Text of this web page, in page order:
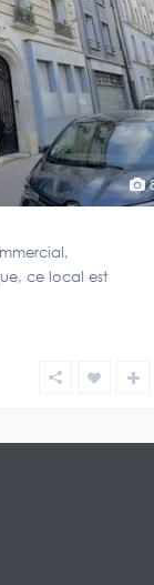
ce local est